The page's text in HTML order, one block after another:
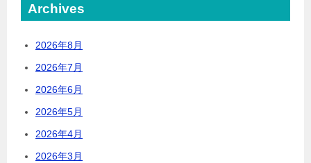
Archives
2026年8月
2026年7月
2026年6月
2026年5月
2026年4月
2026年3月